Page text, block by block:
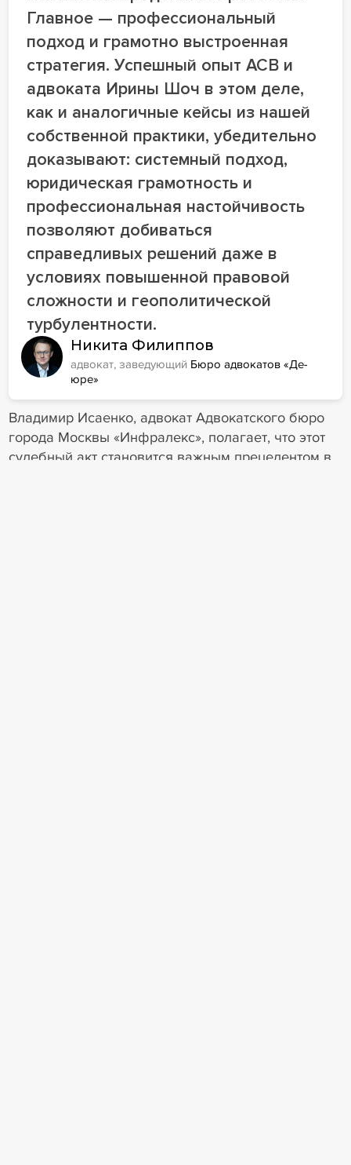
Главное — профессиональный
подход и грамотно выстроенная
стратегия. Успешный опыт АСВ и
адвоката Ирины Шоч в этом деле,
как и аналогичные кейсы из нашей
собственной практики, убедительно
доказывают: системный подход,
юридическая грамотность и
профессиональная настойчивость
позволяют добиваться
справедливых решений даже в
условиях повышенной правовой
сложности и геополитической
турбулентности.
Никита Филиппов
адвокат, заведующий Бюро адвокатов «Де-
юре»
Владимир Исаенко, адвокат Адвокатского бюро
города Москвы «Инфралекс», полагает, что этот
судебный акт становится важным прецедентом в